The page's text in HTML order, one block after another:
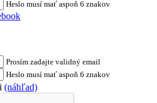
Heslo musí mať aspoň 6 znakov
Prosím zadajte validný email
Heslo musí mať aspoň 6 znakov
(náhľad)